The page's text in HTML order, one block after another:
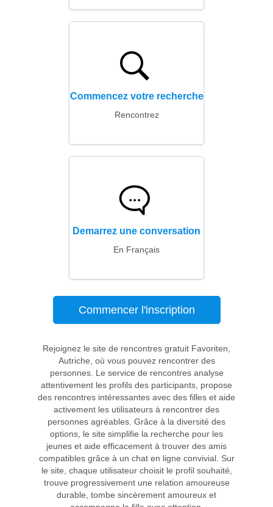
Commencez votre recherche
Rencontrez
Demarrez une conversation
En Français
Commencer l'inscription
Rejoignez le site de rencontres gratuit Favoriten,
Autriche, où vous pouvez rencontrer des
personnes. Le service de rencontres analyse
attentivement les profils des participants, propose
des rencontres intéressantes avec des filles et aide
activement les utilisateurs à rencontrer des
personnes agréables. Grâce à la diversité des
options, le site simplifie la recherche pour les
jeunes et aide efficacement à trouver des amis
compatibles grâce à un chat en ligne convivial. Sur
le site, chaque utilisateur choisit le profil souhaité,
trouve progressivement une relation amoureuse
durable, tombe sincèrement amoureux et